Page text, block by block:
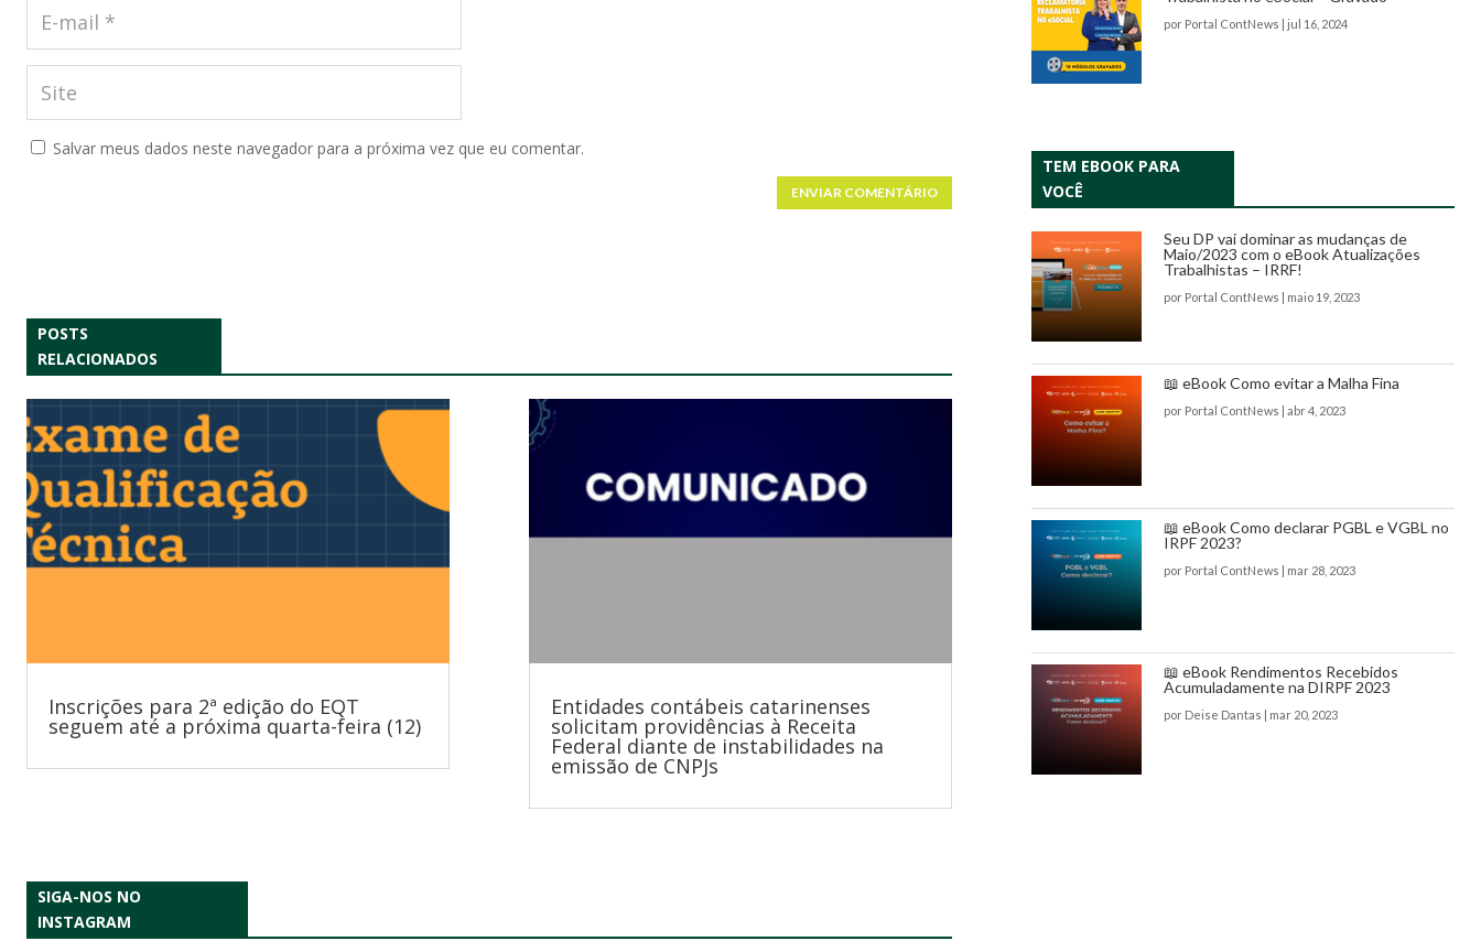
Salvar meus dados neste navegador para a próxima vez que eu comentar.
ENVIAR COMENTÁRIO
POSTS
RELACIONADOS
Inscrições para 2ª edição do EQT
seguem até a próxima quarta-feira (12)
Entidades contábeis catarinenses
solicitam providências à Receita
Federal diante de instabilidades na
emissão de CNPJs
SIGA-NOS NO
INSTAGRAM
por Portal ContNews jul 16, 2024
TEM EBOOK PARA
VOCÊ
Seu DP vai dominar as mudanças de
Maio/2023 com o eBook Atualizações
Trabalhistas – IRRF!
por Portal ContNews | maio 19, 2023
📖 eBook Como evitar a Malha Fina
por Portal ContNews | abr 4, 2023
📖 eBook Como declarar PGBL e VGBL no
IRPF 2023?
por Portal ContNews | mar 28, 2023
📖 eBook Rendimentos Recebidos
Acumuladamente na DIRPF 2023
por Deise Dantas | mar 20, 2023